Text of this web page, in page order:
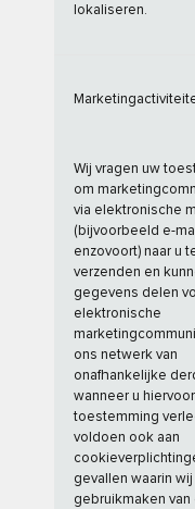
lokaliseren.
Wij vragen uw
om
via elektronische
(bijvoorbeeld e-
enzovoort) naar u
verzenden en
gegevens delen
elektronische
ons netwerk van
onafhankelijke
wanneer u hiervoor
toestemming
voldoen ook aan
gevallen waarin wij
gebruikmaken